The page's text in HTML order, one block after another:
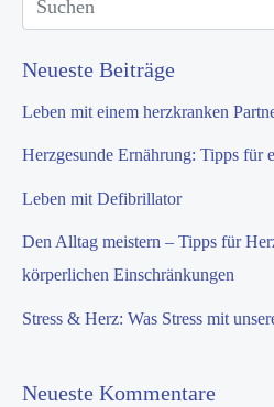
Neueste Beiträge
Leben mit einem herzkranken
Herzgesunde Ernährung: Tipps für
Leben mit Defibrillator
Den Alltag meistern – Tipps für
körperlichen Einschränkungen
Stress & Herz: Was Stress mit
Neueste Kommentare